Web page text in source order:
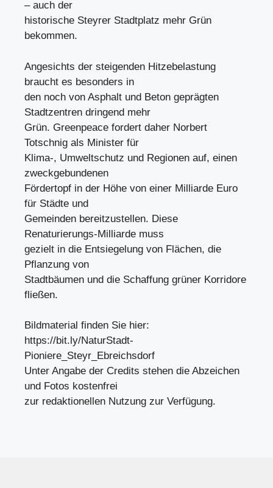
– auch der
historische Steyrer Stadtplatz mehr Grün
bekommen.
Angesichts der steigenden Hitzebelastung
braucht es besonders in
den noch von Asphalt und Beton geprägten
Stadtzentren dringend mehr
Grün. Greenpeace fordert daher Norbert
Totschnig als Minister für
Klima-, Umweltschutz und Regionen auf, einen
zweckgebundenen
Fördertopf in der Höhe von einer Milliarde Euro
für Städte und
Gemeinden bereitzustellen. Diese
Renaturierungs-Milliarde muss
gezielt in die Entsiegelung von Flächen, die
Pflanzung von
Stadtbäumen und die Schaffung grüner Korridore
fließen.
Bildmaterial finden Sie hier:
https://bit.ly/NaturStadt-
Pioniere_Steyr_Ebreichsdorf
Unter Angabe der Credits stehen die Abzeichen
und Fotos kostenfrei
zur redaktionellen Nutzung zur Verfügung.